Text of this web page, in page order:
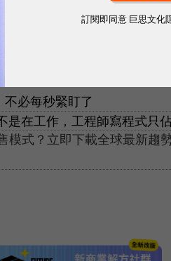
必每秒緊盯了
在工作，工程師寫程式只
模式？立即下載全球最新趨
訂閱即同意 巨思文化